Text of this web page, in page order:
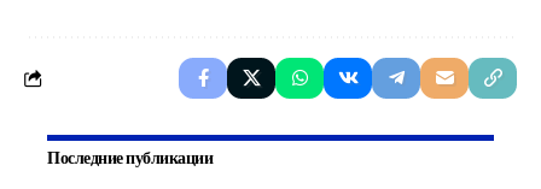
Последние публикации